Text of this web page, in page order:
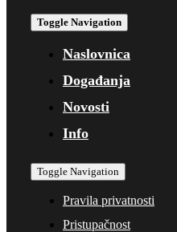
Toggle Navigation
Naslovnica
Događanja
Novosti
Info
Toggle Navigation
Pravila privatnosti
Pristupačnost